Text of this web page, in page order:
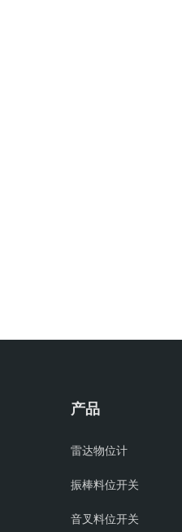
产品
雷达物位计
振棒料位开关
音叉料位开关